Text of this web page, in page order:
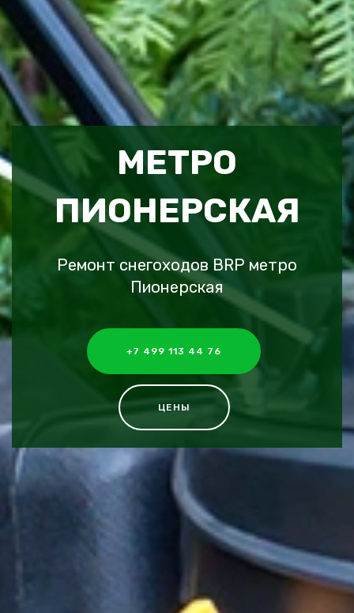
МЕТРО
ПИОНЕРСКАЯ
Ремонт снегоходов BRP метро
Пионерская
+7 499 113 44 76
ЦЕНЫ